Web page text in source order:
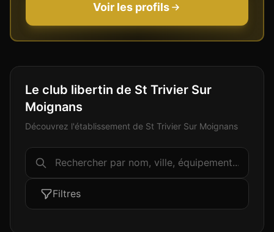
Voir les profils
Le club libertin de St Trivier Sur
Moignans
Découvrez l'établissement de St Trivier Sur Moignans
Filtres